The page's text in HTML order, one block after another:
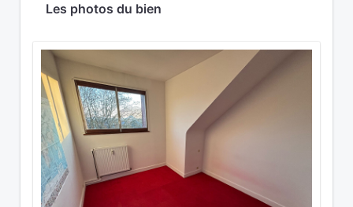
Les photos du bien